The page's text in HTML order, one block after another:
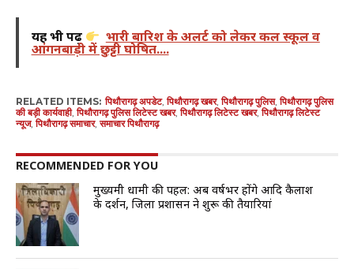
यह भी पढ़ें भारी बारिश के अलर्ट को लेकर कल स्कूल व
आंगनबाड़ी में छुट्टी घोषित....
RELATED ITEMS: पिथौरागढ़ अपडेट,पिथौरागढ़ खबर,पिथौरागढ़ पुलिस,पिथौरागढ़ पुलिस
की बड़ी कार्यवाही,पिथौरागढ़ पुलिस लिटेस्ट खबर,पिथौरागढ़ लिटेस्ट खबर,पिथौरागढ़ लिटेस्ट
न्यूज,पिथौरागढ़ समाचार,समाचार पिथौरागढ़
RECOMMENDED FOR YOU
मुख्यमंत्री धामी की पहल: अब वर्षभर होंगे आदि कैलाश
के दर्शन, जिला प्रशासन ने शुरू की तैयारियां